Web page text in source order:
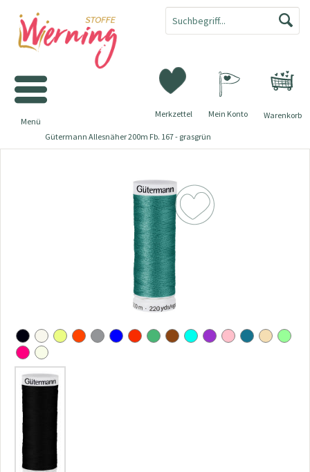
Warenkorb
Merkzettel Mein Konto
Menü
Gütermann Allesnäher 200m Fb. 167 - grasgrün